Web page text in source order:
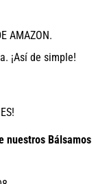
AMAZON.
¡Así de simple!
nuestros Bálsamos